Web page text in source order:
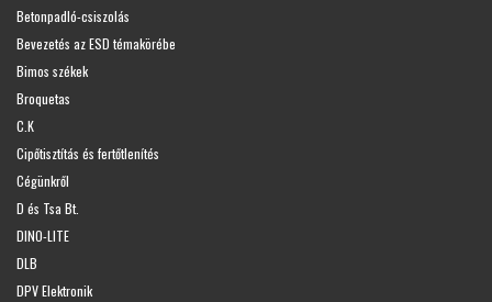
Betonpadló-csiszolás
Bevezetés az ESD témakörébe
Bimos székek
Broquetas
C.K
Cipőtisztítás és fertőtlenítés
Cégünkről
D és Tsa Bt.
DINO-LITE
DLB
DPV Elektronik